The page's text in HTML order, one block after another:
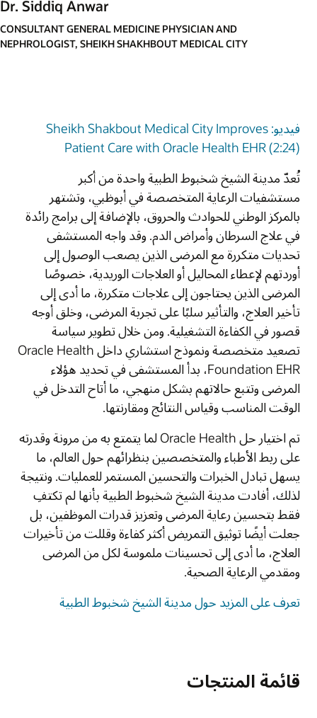
Dr. Siddiq Anwar
CONSULTANT GENERAL MEDICINE PHYSICIAN AND
NEPHROLOGIST, SHEIKH SHAKHBOUT MEDICAL CITY
فيديو: Sheikh Shakbout Medical City Improves
Patient Care with Oracle Health EHR (2:24)
تُعدّ مدينة الشيخ شخبوط الطبية واحدة من أكبر
مستشفيات الرعاية المتخصصة في أبوظبي، وتشتهر
بالمركز الوطني للحوادث والحروق، بالإضافة إلى برامج رائدة
في علاج السرطان وأمراض الدم. وقد واجه المستشفى
تحديات متكررة مع المرضى الذين يصعب الوصول إلى
أوردتهم لإعطاء المحاليل أو العلاجات الوريدية، خصوصًا
المرضى الذين يحتاجون إلى علاجات متكررة، ما أدى إلى
تأخير العلاج، والتأثير سلبًا على تجربة المرضى، وخلق أوجه
قصور في الكفاءة التشغيلية. ومن خلال تطوير سياسة
تصعيد متخصصة ونموذج استشاري داخل Oracle Health
Foundation EHR، بدأ المستشفى في تحديد هؤلاء
المرضى وتتبع حالاتهم بشكل منهجي، ما أتاح التدخل في
الوقت المناسب وقياس النتائج ومقارنتها.
تم اختيار حل Oracle Health لما يتمتع به من مرونة وقدرته
على ربط الأطباء والمتخصصين بنظرائهم حول العالم، ما
يسهل تبادل الخبرات والتحسين المستمر للعمليات. ونتيجة
لذلك، أفادت مدينة الشيخ شخبوط الطبية بأنها لم تكتفِ
فقط بتحسين رعاية المرضى وتعزيز قدرات الموظفين، بل
جعلت أيضًا توثيق التمريض أكثر كفاءة وقللت من تأخيرات
العلاج، ما أدى إلى تحسينات ملموسة لكل من المرضى
ومقدمي الرعاية الصحية.
تعرف على المزيد حول مدينة الشيخ شخبوط الطبية
قائمة المنتجات